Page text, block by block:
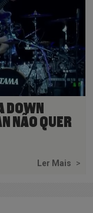
DOWN
NÃO QUER
Ler Mais >